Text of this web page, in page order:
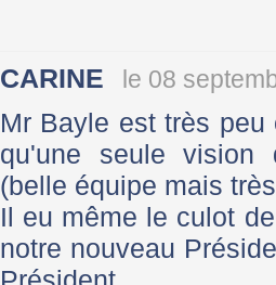
CARINE le 08
Mr Bayle est très
qu'une seule vision
(belle équipe mais
Il eu même le culot
notre nouveau